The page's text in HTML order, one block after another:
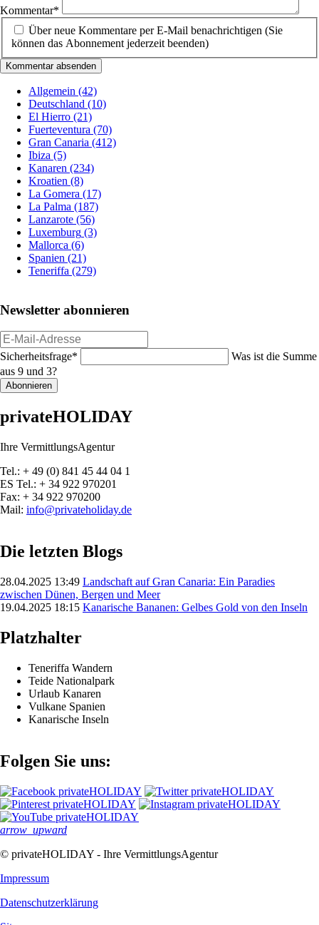
Kommentar*
Über neue Kommentare per E-Mail benachrichtigen (Sie
können das Abonnement jederzeit beenden)
Kommentar absenden
Allgemein (42)
Deutschland (10)
El Hierro (21)
Fuerteventura (70)
Gran Canaria (412)
Ibiza (5)
Kanaren (234)
Kroatien (8)
La Gomera (17)
La Palma (187)
Lanzarote (56)
Luxemburg (3)
Mallorca (6)
Spanien (21)
Teneriffa (279)
Newsletter abonnieren
E-
Mail-
Adresse
Pflichtfeld
Sicherheitsfrage*
Was ist die Summe
aus 9 und 3?
Abonnieren
privateHOLIDAY
Ihre VermittlungsAgentur
Tel.: + 49 (0) 841 45 44 04 1
ES Tel.: + 34 922 970201
Fax: + 34 922 970200
Mail: info@privateholiday.de
Die letzten Blogs
28.04.2025 13:49 Landschaft auf Gran Canaria: Ein Paradies
zwischen Dünen, Bergen und Meer
19.04.2025 18:15 Kanarische Bananen: Gelbes Gold von den Inseln
Platzhalter
Teneriffa Wandern
Teide Nationalpark
Urlaub Kanaren
Vulkane Spanien
Kanarische Inseln
Folgen Sie uns:
arrow_upward
© privateHOLIDAY - Ihre VermittlungsAgentur
Impressum
Datenschutz­erklärung